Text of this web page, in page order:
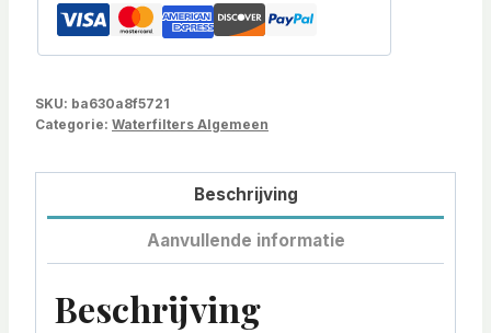
SKU: ba630a8f5721
Categorie: Waterfilters Algemeen
Beschrijving
Aanvullende informatie
Beschrijving